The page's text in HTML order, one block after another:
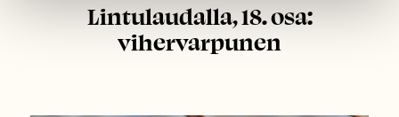
Lintulaudalla, 18. osa:
vihervarpunen